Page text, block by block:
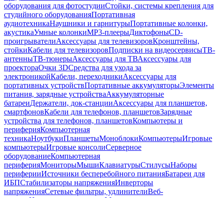
оборудования для фотостудииСтойки, системы крепления для
студийного оборудованияПортативная
аудиотехникаНаушники и гарнитурыПортативные колонки,
акустикаУмные колонкиMP3-плеерыДиктофоныCD-
проигрывателиАксессуары для телевизоровКронштейны,
стойкиКабели для телевизоровПодписки на видеосервисыТВ-
антенныТВ-тюнерыАксессуары для ТВАксессуары для
проектораОчки 3DСредства для ухода за
электроникойКабели, переходникиАксессуары для
портативных устройствПортативные аккумуляторыЭлементы
питания, зарядные устройстваАккумуляторные
батареиДержатели, док-станцииАксессуары для планшетов,
смартфоновКабели для телефонов, планшетовЗарядные
устройства для телефонов, планшетовКомпьютеры и
периферияКомпьютерная
техникаНоутбукиПланшетыМоноблокиКомпьютерыИгровые
компьютерыИгровые консолиСерверное
оборудованиеКомпьютерная
периферияМониторыМышиКлавиатурыСтилусыНаборы
периферииИсточники бесперебойного питанияБатареи для
ИБПСтабилизаторы напряженияИнверторы
напряженияСетевые фильтры, удлинителиВеб-